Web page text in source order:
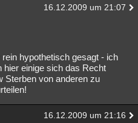
16.12.2009 um 21:07
hypothetisch gesagt - ich
hier einige sich das Recht
Sterben von anderen zu
16.12.2009 um 21:16